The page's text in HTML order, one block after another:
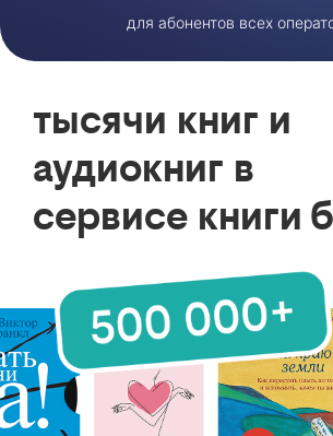
для абонентов всех
тысячи книг и
аудиокниг в
сервисе книги